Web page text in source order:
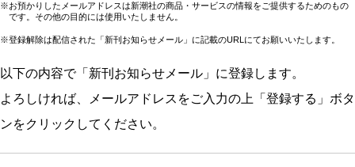
※お預かりしたメールアドレスは新潮社の商品・サービスの情報をご提供するためのもの
です。その他の目的には使用いたしません。
※登録解除は配信された「新刊お知らせメール」に記載のURLにてお願いいたします。
以下の内容で「新刊お知らせメール」に登録します。
よろしければ、メールアドレスをご入力の上「登録する」ボタ
ンをクリックしてください。